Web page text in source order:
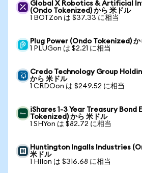
Global X Robotics & Artificial
(Ondo Tokenized) から 米ドル
1 BOTZon は $37.33 に相当
Plug Power (Ondo Tokenized) か
1 PLUGon は $2.21 に相当
Credo Technology Group
から 米ドル
1 CRDOon は $249.52 に相当
iShares 1-3 Year Treasury Bond
Tokenized) から 米ドル
1 SHYon は $82.72 に相当
Huntington Ingalls Industries
米ドル
1 HIIon は $316.68 に相当